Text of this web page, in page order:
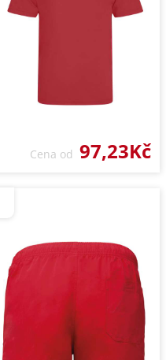
Cena od 97,23Kč